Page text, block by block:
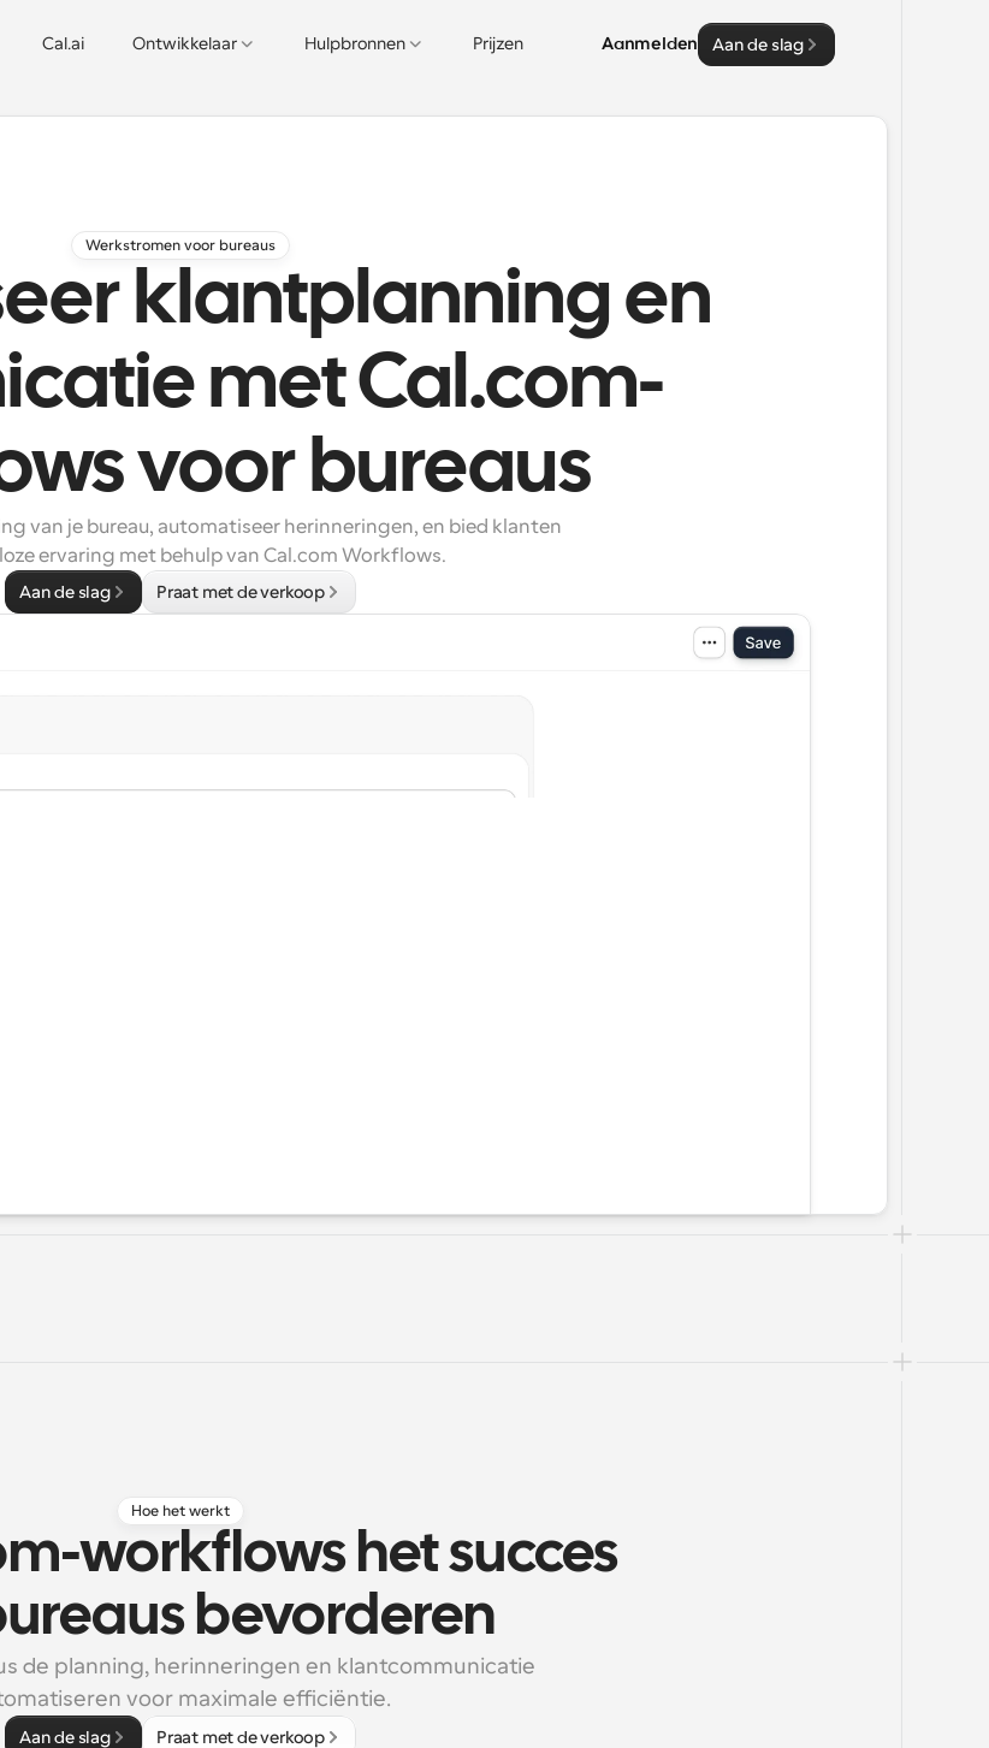
Cal.ai Ontwikkelaar Hulpbronnen Prijzen Aanmelden Aan de slag
Werkstromen voor bureaus
klantplanning en
met Cal.com-
voor bureaus
van je bureau, automatiseer herinneringen, en bied klanten
ervaring met behulp van Cal.com Workflows.
Aan de slag Praat met de verkoop
Hoe het werkt
workflows het succes
bevorderen
de planning, herinneringen en klantcommunicatie
voor maximale efficiëntie.
Aan de slag Praat met de verkoop